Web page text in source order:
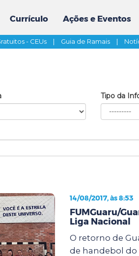
Currículo Ações e Eventos
- CEUs | Guia de Ramais |
Tipo da
14/08/2017, às 8:53
FUMGuaru/
Liga Nacional
O retorno de
de handebol do